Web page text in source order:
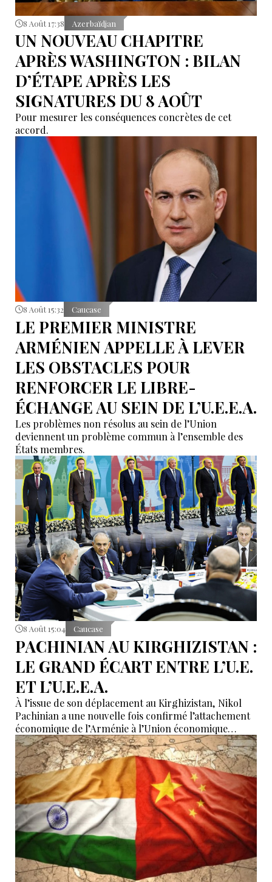
8 Août 17:38 Azerbaïdjan
UN NOUVEAU CHAPITRE
APRÈS WASHINGTON : BILAN
D’ÉTAPE APRÈS LES
SIGNATURES DU 8 AOÛT
Pour mesurer les conséquences concrètes de cet
accord.
8 Août 15:32 Caucase
LE PREMIER MINISTRE
ARMÉNIEN APPELLE À LEVER
LES OBSTACLES POUR
RENFORCER LE LIBRE-
ÉCHANGE AU SEIN DE L’U.E.E.A.
Les problèmes non résolus au sein de l’Union
deviennent un problème commun à l’ensemble des
États membres.
8 Août 15:04 Caucase
PACHINIAN AU KIRGHIZISTAN :
LE GRAND ÉCART ENTRE L’U.E.
ET L’U.E.E.A.
À l’issue de son déplacement au Kirghizistan, Nikol
Pachinian a une nouvelle fois confirmé l’attachement
économique de l’Arménie à l’Union économique
eurasiatique, tout en réaffirmant son rapprochement
avec l’Union européenne. Entre dépendance
économique à l’UEEA et ambitions européennes,
Erevan tente de maintenir un équilibre dont les
contradictions deviennent de plus en plus difficiles à
masquer.